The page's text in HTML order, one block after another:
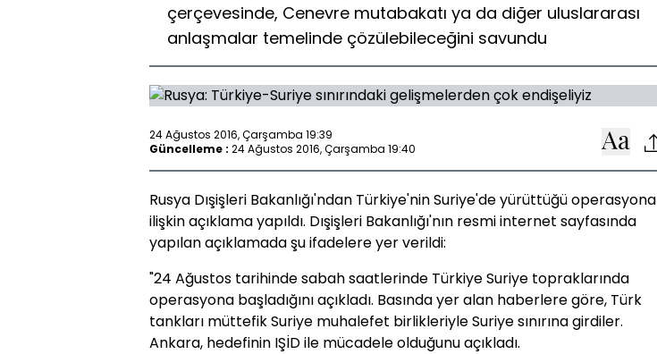
çerçevesinde, Cenevre mutabakatı ya da diğer uluslararası
anlaşmalar temelinde çözülebileceğini savundu
24 Ağustos 2016, Çarşamba 19:39
Güncelleme : 24 Ağustos 2016, Çarşamba 19:40
Rusya Dışişleri Bakanlığı'ndan Türkiye'nin Suriye'de yürüttüğü operasyona
ilişkin açıklama yapıldı. Dışişleri Bakanlığı'nın resmi internet sayfasında
yapılan açıklamada şu ifadelere yer verildi:
"24 Ağustos tarihinde sabah saatlerinde Türkiye Suriye topraklarında
operasyona başladığını açıkladı. Basında yer alan haberlere göre, Türk
tankları müttefik Suriye muhalefet birlikleriyle Suriye sınırına girdiler.
Ankara, hedefinin IŞİD ile mücadele olduğunu açıkladı.